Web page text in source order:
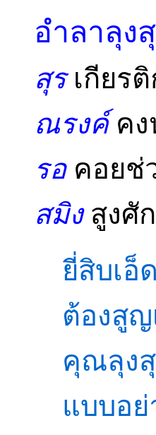
อำลาลุง
สุร เกียร
ณรงค์ ค
รอ คอยช่
สมิง สูงศั
ยี่สิบเอ็
ต้องสู
คุณลุง
แบบอ